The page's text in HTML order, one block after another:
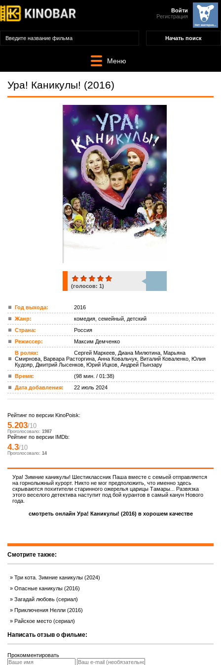
Войти
Регистрация
Меню
Ура! Каникулы! (2016)
ком.
(голосов: 1)
Год выхода:
2016
Жанр:
комедия, семейный, детский
Страна:
Россия
Режиссер:
Максим Демченко
В ролях:
Сергей Маркеев, Диана Милютина, Марьяна
Смирнова, Варвара Расторгина, Анна Ковальчук, Виталий Коваленко, Юлия
Кудояр, Дмитрий Лысенков, Юрий Ицков, Андрей Пынзару
Время:
(98 мин. / 01:38)
Дата добавления:
22 июль 2024
Рейтинг по версии KinoPoisk:
5.203/10
Проголосовало: 1987
Рейтинг по версии IMDb:
4.3/10
Проголосовало: 14
Ура! Зимние каникулы! Шестиклассник Паша вместе с семьей отправляется
на горнолыжный курорт. Никто не мог предположить, что именно здесь
скрываются похитители старинного ожерелья царицы Тамары... Развязка
этого веселого детектива наступит под бой курантов в самый канун Нового
года.
смотреть онлайн Ура! Каникулы! (2016) в хорошем качестве
Смотрите также:
Три кота. Зимние каникулы (2024)
Опасные каникулы (2016)
Загадай любовь (сериал)
Приключения Нелли (2016)
Райское место (сериал)
Написать отзыв о фильме:
Прокомментировать